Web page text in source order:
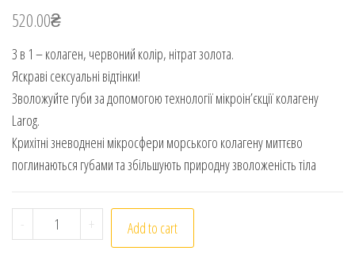
520.00₴
3 в 1 – колаген, червоний колір, нітрат золота.
Яскраві сексуальні відтінки!
Зволожуйте губи за допомогою технології мікроін’єкції колагену
Larog.
Крихітні зневоднені мікросфери морського колагену миттєво
поглинаються губами та збільшують природну зволоженість тіла
- Oilex Oil Larouge. Professional Series
+ Add to cart